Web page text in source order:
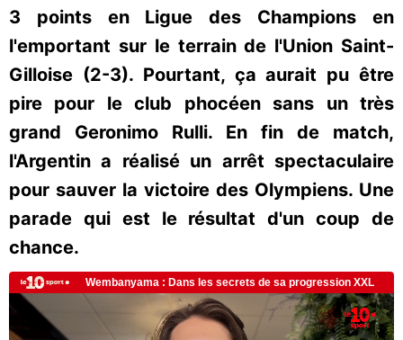
3 points en Ligue des Champions en
l'emportant sur le terrain de l'Union Saint-
Gilloise (2-3). Pourtant, ça aurait pu être
pire pour le club phocéen sans un très
grand Geronimo Rulli. En fin de match,
l'Argentin a réalisé un arrêt spectaculaire
pour sauver la victoire des Olympiens. Une
parade qui est le résultat d'un coup de
chance.